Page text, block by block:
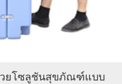
วยโซลูชันสุขภัณฑ์แบบ